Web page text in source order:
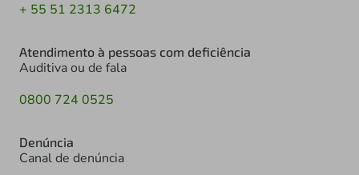
+ 55 51 2313 6472
Atendimento à pessoas com deficiência
Auditiva ou de fala
0800 724 0525
Denúncia
Canal de denúncia